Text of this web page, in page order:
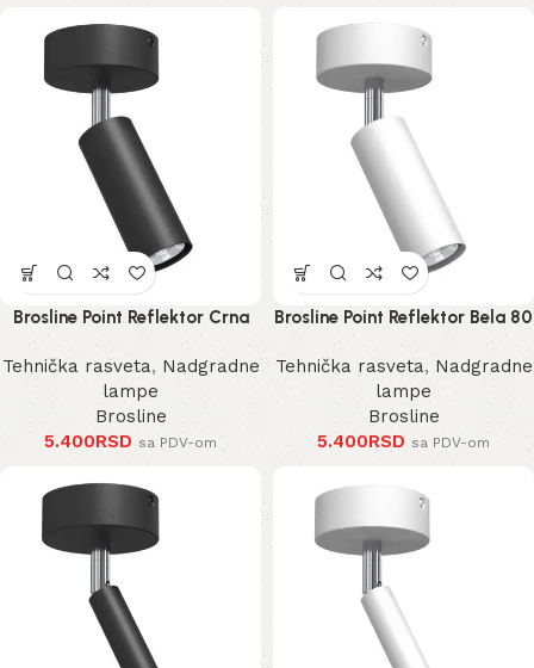
Brosline Point Reflektor Crna
80 mm 170 mm 2284 mm
Tehnička rasveta, Nadgradne
lampe
Brosline
5.400RSD sa PDV-om
Brosline Point Reflektor Bela 80
mm 170 mm 2285 mm
Tehnička rasveta, Nadgradne
lampe
Brosline
5.400RSD sa PDV-om